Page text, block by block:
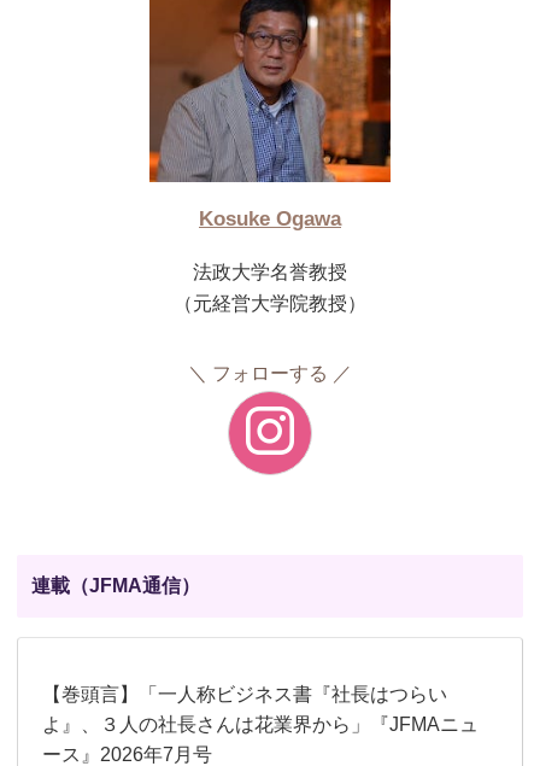
Kosuke Ogawa
法政大学名誉教授
（元経営大学院教授）
フォローする
連載（JFMA通信）
【巻頭言】「一人称ビジネス書『社長はつらい
よ』、３人の社長さんは花業界から」『JFMAニュ
ース』2026年7月号